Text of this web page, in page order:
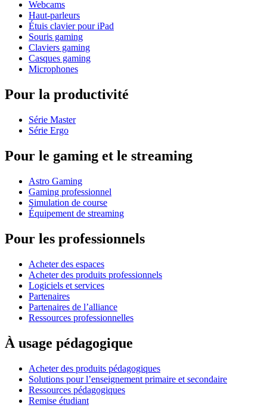
Webcams
Haut-parleurs
Étuis clavier pour iPad
Souris gaming
Claviers gaming
Casques gaming
Microphones
Pour la productivité
Série Master
Série Ergo
Pour le gaming et le streaming
Astro Gaming
Gaming professionnel
Simulation de course
Équipement de streaming
Pour les professionnels
Acheter des espaces
Acheter des produits professionnels
Logiciels et services
Partenaires
Partenaires de l’alliance
Ressources professionnelles
À usage pédagogique
Acheter des produits pédagogiques
Solutions pour l’enseignement primaire et secondaire
Ressources pédagogiques
Remise étudiant